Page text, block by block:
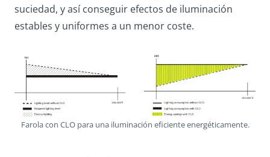
suciedad, y así conseguir efectos de iluminación
estables y uniformes a un menor coste.
Farola con CLO para una iluminación eficiente energéticamente.